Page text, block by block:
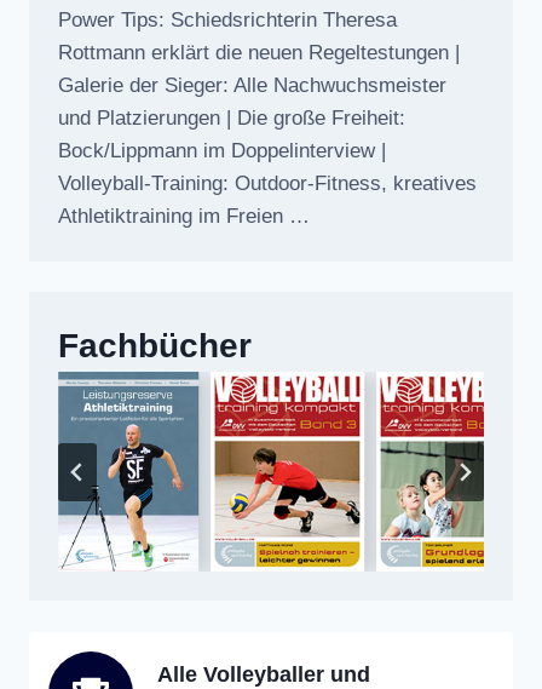
Power Tips: Schiedsrichterin Theresa
Rottmann erklärt die neuen Regeltestungen |
Galerie der Sieger: Alle Nachwuchsmeister
und Platzierungen | Die große Freiheit:
Bock/Lippmann im Doppelinterview |
Volleyball-Training: Outdoor-Fitness, kreatives
Athletiktraining im Freien …
Fachbücher
Alle Volleyballer und